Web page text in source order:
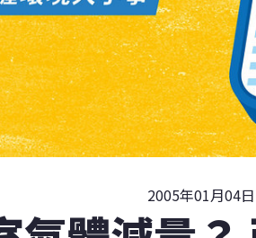
2005年01月04日